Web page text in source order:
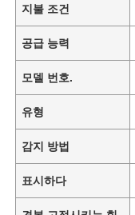
지불 조건
공급 능력
모델 번호.
유형
감지 방법
표시하다